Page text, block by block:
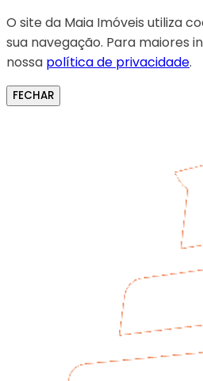
O site da Maia Imóveis utiliza
sua navegação. Para maiores
nossa política de privacidade.
FECHAR